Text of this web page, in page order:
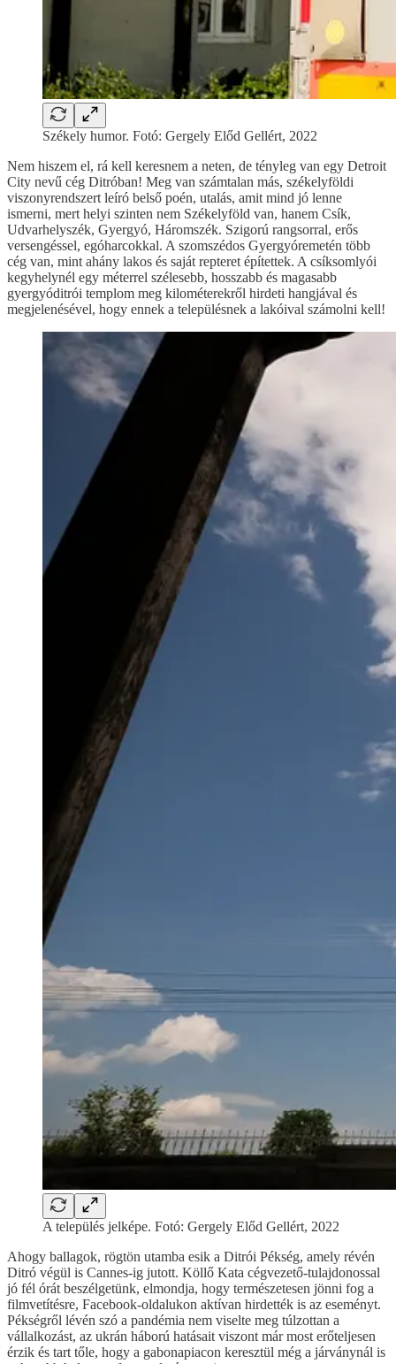
Székely humor. Fotó: Gergely Előd Gellért, 2022
Nem hiszem el, rá kell keresnem a neten, de tényleg van egy Detroit
City nevű cég Ditróban! Meg van számtalan más, székelyföldi
viszonyrendszert leíró belső poén, utalás, amit mind jó lenne
ismerni, mert helyi szinten nem Székelyföld van, hanem Csík,
Udvarhelyszék, Gyergyó, Háromszék. Szigorú rangsorral, erős
versengéssel, egóharcokkal. A szomszédos Gyergyóremetén több
cég van, mint ahány lakos és saját repteret építettek. A csíksomlyói
kegyhelynél egy méterrel szélesebb, hosszabb és magasabb
gyergyóditrói templom meg kilométerekről hirdeti hangjával és
megjelenésével, hogy ennek a településnek a lakóival számolni kell!
A település jelképe. Fotó: Gergely Előd Gellért, 2022
Ahogy ballagok, rögtön utamba esik a Ditrói Pékség, amely révén
Ditró végül is Cannes-ig jutott. Köllő Kata cégvezető-tulajdonossal
jó fél órát beszélgetünk, elmondja, hogy természetesen jönni fog a
filmvetítésre, Facebook-oldalukon aktívan hirdették is az eseményt.
Pékségről lévén szó a pandémia nem viselte meg túlzottan a
vállalkozást, az ukrán háború hatásait viszont már most erőteljesen
érzik és tart tőle, hogy a gabonapiacon keresztül még a járványnál is